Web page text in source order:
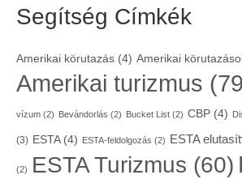
Segítség Címkék
Amerikai körutazás (4) Amerikai
Amerikai turizmus
vízum (2) Bevándorlás (2) Bucket List (2) CBP (4)
(3) ESTA(4) ESTA-feldolgozás (2) ESTA
(2) ESTA Turizmus (60)